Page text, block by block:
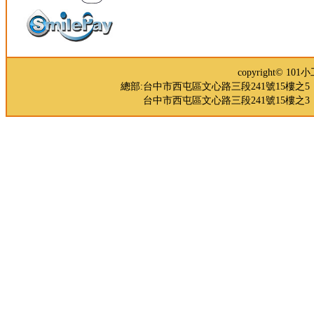
copyright© 101
總部:台中市西屯區文心路三段241號15樓之
台中市西屯區文心路三段241號15樓